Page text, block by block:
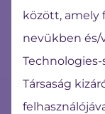
között, amely
nevükben és/
Társaság